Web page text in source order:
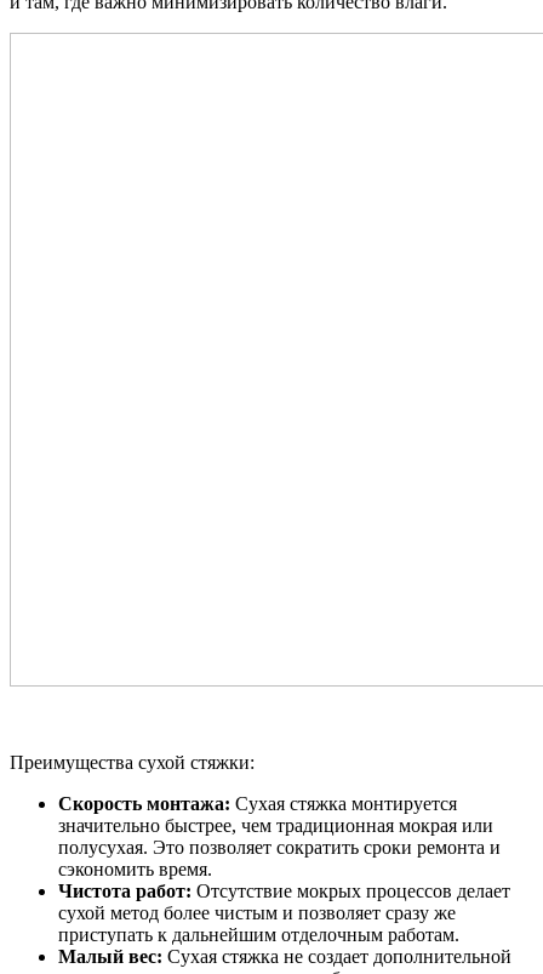
Преимущества сухой стяжки:
Скорость монтажа: Сухая стяжка монтируется
значительно быстрее, чем традиционная мокрая или
полусухая. Это позволяет сократить сроки ремонта и
сэкономить время.
Чистота работ: Отсутствие мокрых процессов делает
сухой метод более чистым и позволяет сразу же
приступать к дальнейшим отделочным работам.
Малый вес: Сухая стяжка не создает дополнительной